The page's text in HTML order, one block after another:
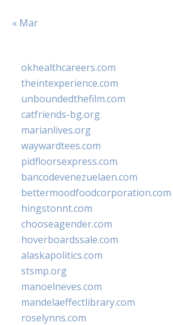
« Mar
okhealthcareers.com
theintexperience.com
unboundedthefilm.com
catfriends-bg.org
marianlives.org
waywardtees.com
pidfloorsexpress.com
bancodevenezuelaen.com
bettermoodfoodcorporation.com
hingstonnt.com
chooseagender.com
hoverboardssale.com
alaskapolitics.com
stsmp.org
manoelneves.com
mandelaeffectlibrary.com
roselynns.com